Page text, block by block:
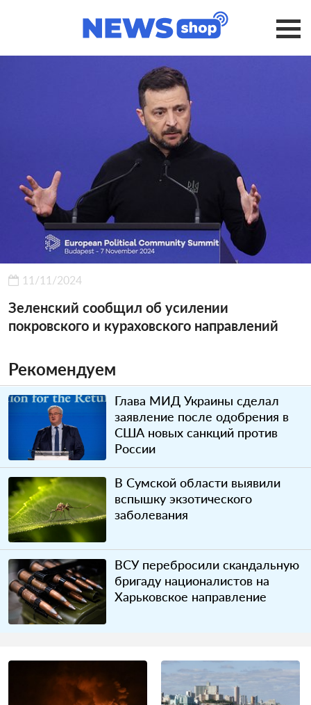
11/11/2024
Зеленский сообщил об усилении
покровского и кураховского направлений
Рекомендуем
Глава МИД Украины сделал
заявление после одобрения в
США новых санкций против
России
В Сумской области выявили
вспышку экзотического
заболевания
ВСУ перебросили скандальную
бригаду националистов на
Харьковское направление